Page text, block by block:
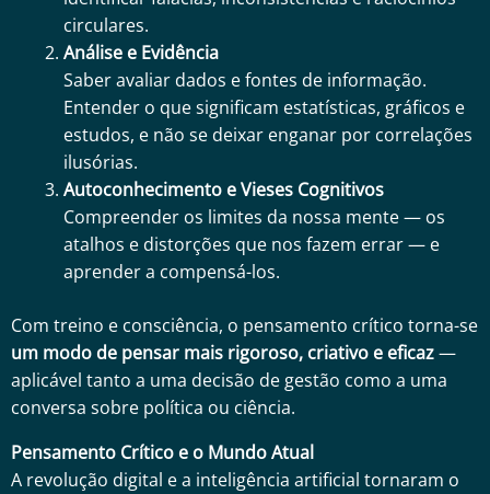
circulares.
Análise e Evidência
Saber avaliar dados e fontes de informação.
Entender o que significam estatísticas, gráficos e
estudos, e não se deixar enganar por correlações
ilusórias.
Autoconhecimento e Vieses Cognitivos
Compreender os limites da nossa mente — os
atalhos e distorções que nos fazem errar — e
aprender a compensá-los.
Com treino e consciência, o pensamento crítico torna-se
um modo de pensar mais rigoroso, criativo e eficaz—
aplicável tanto a uma decisão de gestão como a uma
conversa sobre política ou ciência.
Pensamento Crítico e o Mundo Atual
A revolução digital e a inteligência artificial tornaram o